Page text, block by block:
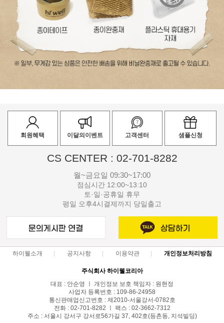
회원혜택 이달의이벤트 고객센터 샘플신청
CS CENTER : 02-701-8282
월~금요일 09:30~17:00
점심시간 12:00~13:10
토·일·공휴일 휴무
평일 오후4시결제까지 당일출고
하이웰소개 공지사항 이용약관 개인정보처리방침
주식회사 하이웰코리아
대표 : 안순영 ㅣ 개인정보 보호 책임자 : 원현정
사업자 등록번호 : 109-86-24958
통신판매업신고번호 : 제2010-서울강서-0782호
전화 : 02-701-8282 ㅣ 팩스 : 02-3662-7312
주소 : 서울시 강서구 강서로56가길 37, 402호(등촌동, 지석빌딩)